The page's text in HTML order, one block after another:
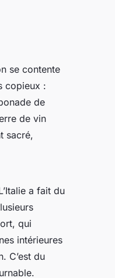
se contente
copieux :
de
de vin
sacré,
a fait du
qui
intérieures
C’est du